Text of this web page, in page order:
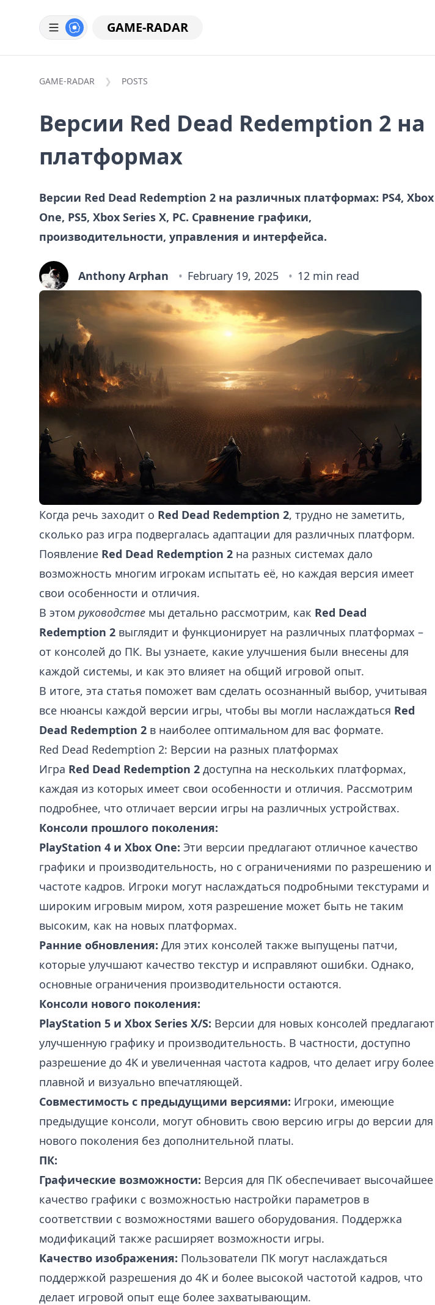
GAME-RADAR
GAME-RADAR POSTS
Версии Red Dead Redemption 2 на
платформах
Версии Red Dead Redemption 2 на различных платформах: PS4, Xbox
One, PS5, Xbox Series X, PC. Сравнение графики,
производительности, управления и интерфейса.
Anthony Arphan February 19, 2025 12 min read
Когда речь заходит о Red Dead Redemption 2, трудно не заметить,
сколько раз игра подвергалась адаптации для различных платформ.
Появление Red Dead Redemption 2 на разных системах дало
возможность многим игрокам испытать её, но каждая версия имеет
свои особенности и отличия.
В этом руководстве мы детально рассмотрим, как Red Dead
Redemption 2 выглядит и функционирует на различных платформах –
от консолей до ПК. Вы узнаете, какие улучшения были внесены для
каждой системы, и как это влияет на общий игровой опыт.
В итоге, эта статья поможет вам сделать осознанный выбор, учитывая
все нюансы каждой версии игры, чтобы вы могли наслаждаться Red
Dead Redemption 2 в наиболее оптимальном для вас формате.
Red Dead Redemption 2: Версии на разных платформах
Игра Red Dead Redemption 2 доступна на нескольких платформах,
каждая из которых имеет свои особенности и отличия. Рассмотрим
подробнее, что отличает версии игры на различных устройствах.
Консоли прошлого поколения:
PlayStation 4 и Xbox One: Эти версии предлагают отличное качество
графики и производительность, но с ограничениями по разрешению и
частоте кадров. Игроки могут наслаждаться подробными текстурами и
широким игровым миром, хотя разрешение может быть не таким
высоким, как на новых платформах.
Ранние обновления: Для этих консолей также выпущены патчи,
которые улучшают качество текстур и исправляют ошибки. Однако,
основные ограничения производительности остаются.
Консоли нового поколения:
PlayStation 5 и Xbox Series X/S: Версии для новых консолей предлагают
улучшенную графику и производительность. В частности, доступно
разрешение до 4K и увеличенная частота кадров, что делает игру более
плавной и визуально впечатляющей.
Совместимость с предыдущими версиями: Игроки, имеющие
предыдущие консоли, могут обновить свою версию игры до версии для
нового поколения без дополнительной платы.
ПК:
Графические возможности: Версия для ПК обеспечивает высочайшее
качество графики с возможностью настройки параметров в
соответствии с возможностями вашего оборудования. Поддержка
модификаций также расширяет возможности игры.
Качество изображения: Пользователи ПК могут наслаждаться
поддержкой разрешения до 4K и более высокой частотой кадров, что
делает игровой опыт еще более захватывающим.